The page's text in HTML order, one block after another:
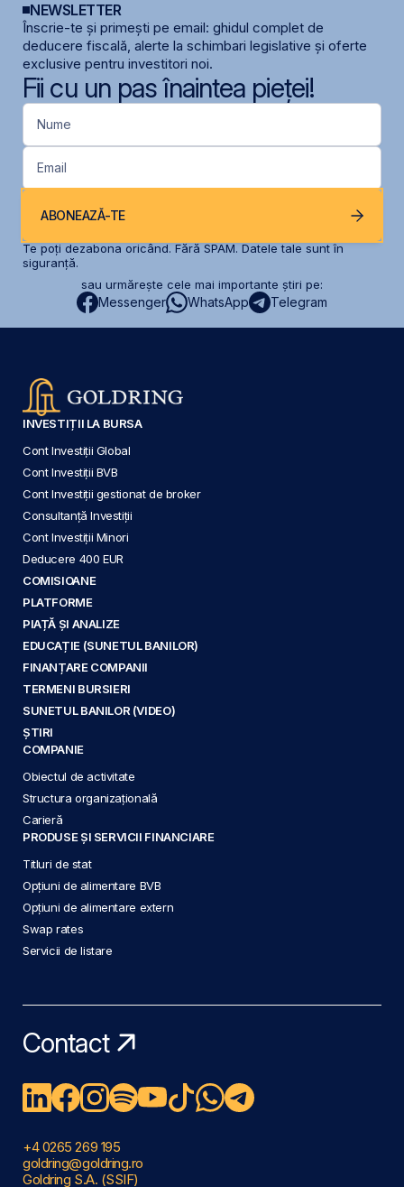
NEWSLETTER
Înscrie-te și primești pe email: ghidul complet de
deducere fiscală, alerte la schimbari legislative și oferte
exclusive pentru investitori noi.
Fii cu un pas înaintea pieței!
Nume
Email
ABONEAZĂ-TE
Te poți dezabona oricând. Fără SPAM. Datele tale sunt în
siguranță.
sau urmărește cele mai importante știri pe:
Messenger WhatsApp Telegram
INVESTIȚII LA BURSA
Cont Investiții Global
Cont Investiții BVB
Cont Investiții gestionat de broker
Consultanță Investiții
Cont Investiții Minori
Deducere 400 EUR
COMISIOANE
PLATFORME
PIAȚĂ ȘI ANALIZE
EDUCAȚIE (SUNETUL BANILOR)
FINANȚARE COMPANII
TERMENI BURSIERI
SUNETUL BANILOR (VIDEO)
ȘTIRI
COMPANIE
Obiectul de activitate
Structura organizațională
Carieră
PRODUSE ȘI SERVICII FINANCIARE
Titluri de stat
Opțiuni de alimentare BVB
Opțiuni de alimentare extern
Swap rates
Servicii de listare
Contact
+4 0265 269 195
goldring@goldring.ro
Goldring S.A. (SSIF)